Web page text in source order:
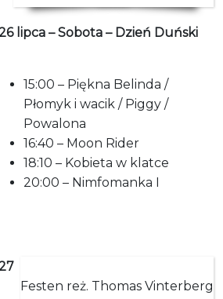
lipca – Sobota – Dzień Duński
15:00 – Piękna Belinda /
Płomyk i wacik / Piggy /
Powalona
16:40 – Moon Rider
18:10 – Kobieta w klatce
20:00 – Nimfomanka I
Festen reż. Thomas Vinterberg